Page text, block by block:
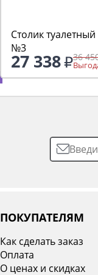
Столик
№3
27 338 36
ПОКУПАТЕЛЯМ
Как сделать заказ
Оплата
О ценах и скидках